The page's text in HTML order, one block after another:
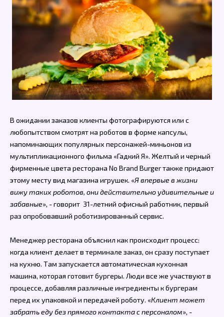
В ожидании заказов клиенты фотографируются или с
любопытством смотрят на роботов в форме капсулы,
напоминающих популярных персонажей-миньонов из
мультипликационного фильма «Гадкий Я». Желтый и черный
фирменные цвета ресторана No Brand Burger также придают
этому месту вид магазина игрушек. «Я впервые в жизни
вижу таких роботов, они действительно удивительные и
забавные», - говорит 31-летний офисный работник, первый
раз опробовавший роботизированный сервис.
Менеджер ресторана объяснил как происходит процесс:
когда клиент делает в терминале заказ, он сразу поступает
на кухню. Там запускается автоматическая кухонная
машина, которая готовит бургеры. Люди все же участвуют в
процессе, добавляя различные ингредиенты к бургерам
перед их упаковкой и передачей роботу. «Клиент может
забрать еду без прямого контакта с персоналом», -